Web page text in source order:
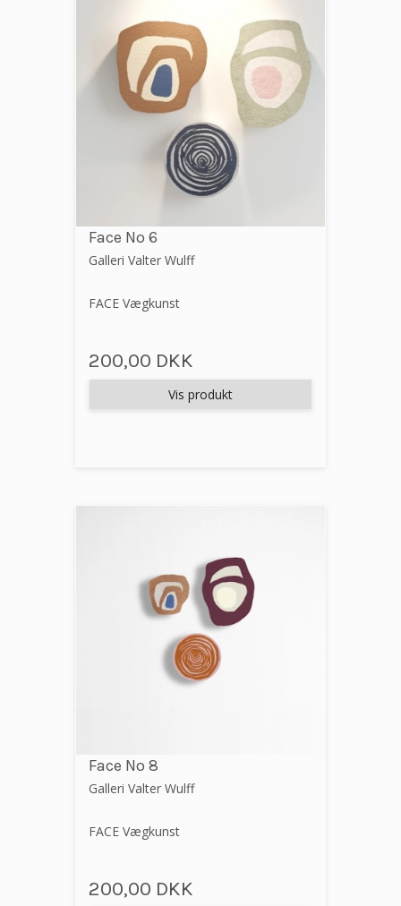
Face No 6
Galleri Valter Wulff
FACE Vægkunst
200,00 DKK
Vis produkt
Face No 8
Galleri Valter Wulff
FACE Vægkunst
200,00 DKK